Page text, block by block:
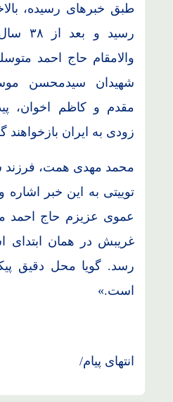
طبق خبرهای رسیده،
رسید
والامقام حاج احمد
شهیدان سیدمحسن
مقدم و کاظم اخوان،
زودی به ایران
محمد مهدی همت، فرزند
توییتی به این خبر
عموی عزیزم حاج احمد
غریبش در همان
رسد. گویا محل دقیق
است.»
انتهای پیام/